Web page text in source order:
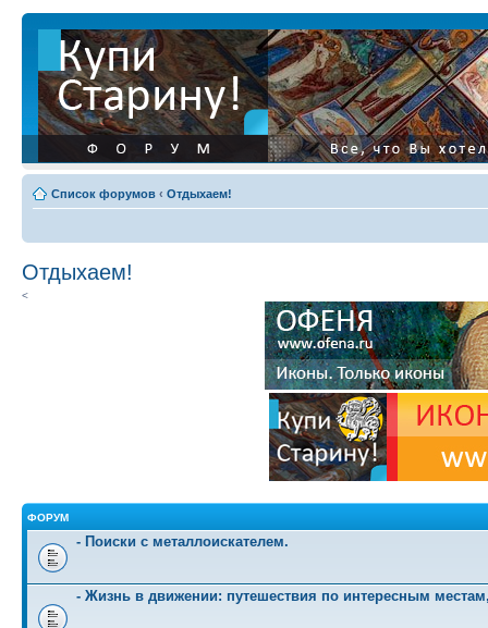
Список форумов ‹ Отдыхаем!
Отдыхаем!
<
ФОРУМ
- Поиски с металлоискателем.
- Жизнь в движении: путешествия по интересным